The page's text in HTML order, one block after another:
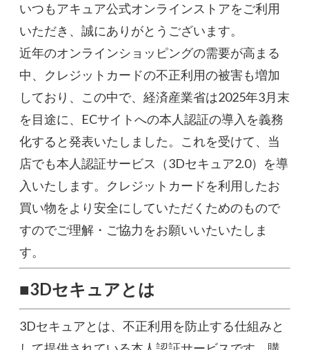
いつもアキュア公式オンラインストアをご利用
いただき、誠にありがとうございます。
近年のオンラインショッピングの需要が高まる
中、クレジットカードの不正利用の被害も増加
しており、この中で、経済産業省は2025年3月末
を目途に、ECサイトへの本人認証の導入を義務
化すると発表いたしました。これを受けて、当
店でも本人認証サービス（3Dセキュア2.0）を導
入いたします。クレジットカードを利用したお
買い物をより安全にしていただくためのもので
すのでご理解・ご協力をお願いいたいたしま
す。
■3Dセキュアとは
3Dセキュアとは、不正利用を防止する仕組みと